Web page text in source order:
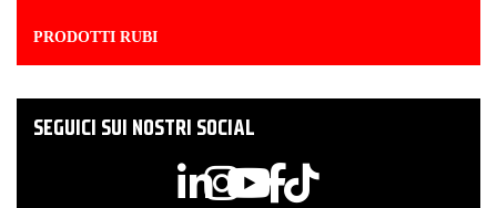
PRODOTTI RUBI
SEGUICI SUI NOSTRI SOCIAL